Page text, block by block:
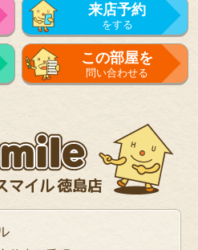
来店予約
をする
この部屋を
問い合わせる